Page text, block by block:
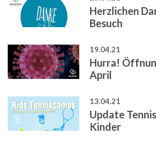
Herzlichen
Besuch
19.04.21
Hurra!
April
13.04.21
Update
Kinder